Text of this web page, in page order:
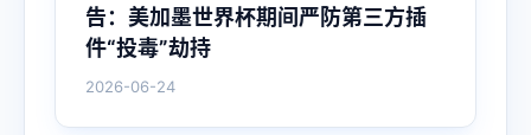
告：美加墨世界杯期间严防第三方插
件“投毒”劫持
2026-06-24